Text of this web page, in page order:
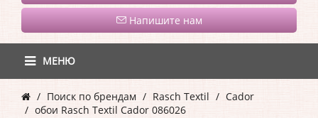
Напишите нам
МЕНЮ
Поиск по брендам Rasch Textil
Cador
обои Rasch Textil Cador 086026